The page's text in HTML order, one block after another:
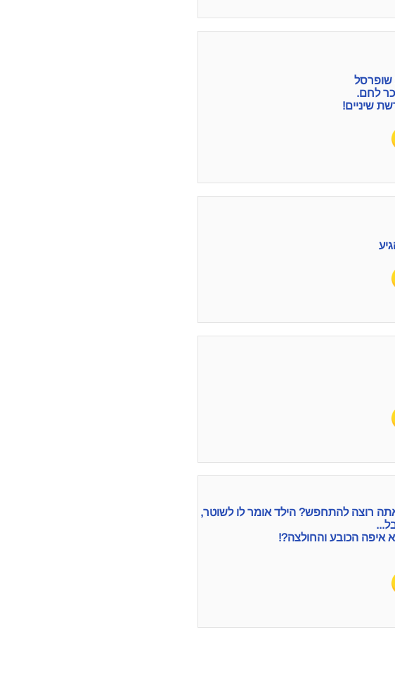
שופרסל
לחם.
שיניים!
רוצה להתחפש? הילד אומר לו לשוטר,
איפה הכובע והחולצה?!